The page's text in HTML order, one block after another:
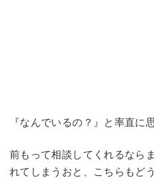
『なんでいるの？』と率直に
前もって相談してくれるなら
れてしまうおと、こちらもど